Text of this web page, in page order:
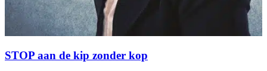
STOP aan de kip zonder kop